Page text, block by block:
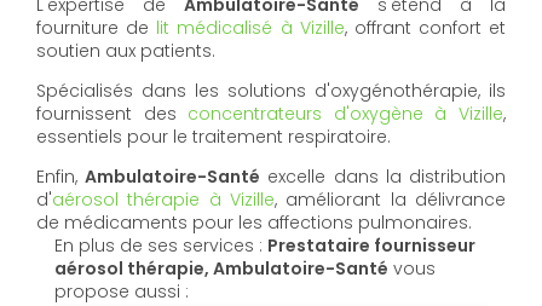
L'expertise de Ambulatoire-Santé s'étend à la
fourniture de lit médicalisé à Vizille, offrant confort et
soutien aux patients.
Spécialisés dans les solutions d'oxygénothérapie, ils
fournissent des concentrateurs d'oxygène à Vizille,
essentiels pour le traitement respiratoire.
Enfin,Ambulatoire-Santé excelle dans la distribution
d'aérosol thérapie à Vizille, améliorant la délivrance
de médicaments pour les affections pulmonaires.
En plus de ses services : Prestataire fournisseur
aérosol thérapie, Ambulatoire-Santé vous
propose aussi :